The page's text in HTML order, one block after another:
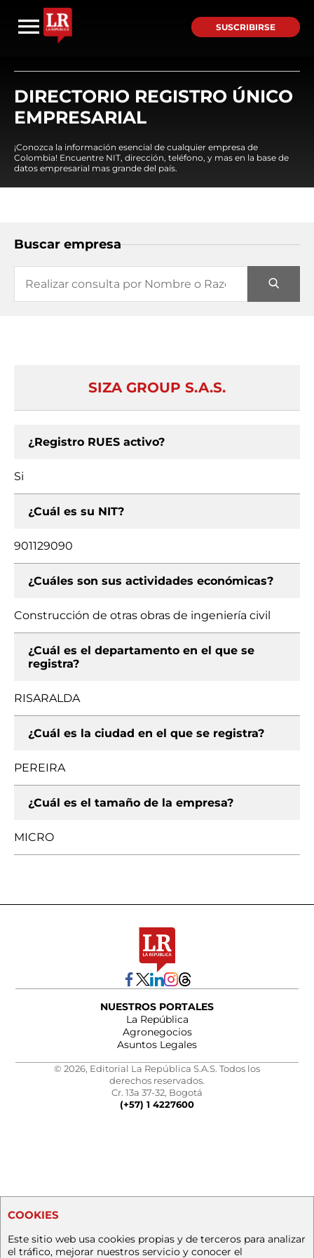
SUSCRIBIRSE
DIRECTORIO REGISTRO ÚNICO
EMPRESARIAL
¡Conozca la información esencial de cualquier empresa de
Colombia! Encuentre NIT, dirección, teléfono, y mas en la base de
datos empresarial mas grande del país.
Buscar empresa
SIZA GROUP S.A.S.
¿Registro RUES activo?
Si
¿Cuál es su NIT?
901129090
¿Cuáles son sus actividades económicas?
Construcción de otras obras de ingeniería civil
¿Cuál es el departamento en el que se
registra?
RISARALDA
¿Cuál es la ciudad en el que se registra?
PEREIRA
¿Cuál es el tamaño de la empresa?
MICRO
NUESTROS PORTALES
La República
Agronegocios
Asuntos Legales
© 2026, Editorial La República S.A.S. Todos los
derechos reservados.
Cr. 13a 37-32, Bogotá
(+57) 1 4227600
COOKIES
Este sitio web usa cookies propias y de terceros para analizar
el tráfico, mejorar nuestros servicio y conocer el